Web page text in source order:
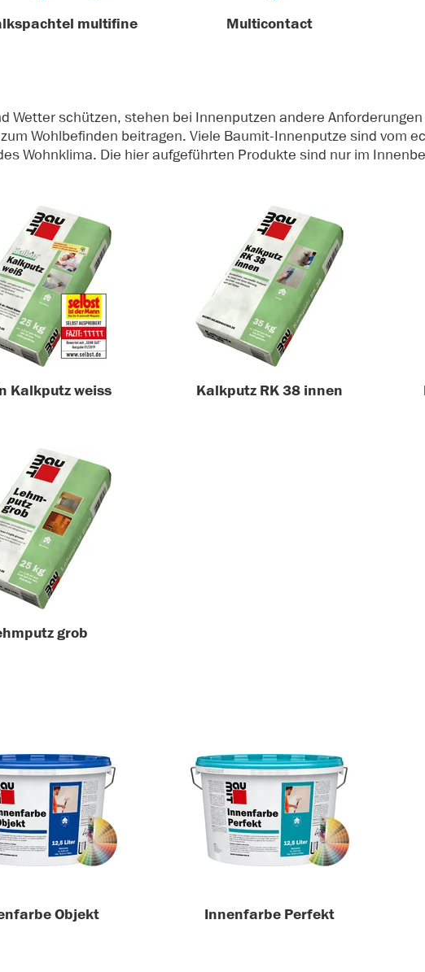
multifine Multicontact
Wetter schützen, stehen bei Innenputzen andere
Wohlbefinden beitragen. Viele Baumit-Innenputze sind vom
Wohnklima. Die hier aufgeführten Produkte sind nur im
Kalkputz weiss Kalkputz RK 38 innen
grob
Objekt Innenfarbe Perfekt